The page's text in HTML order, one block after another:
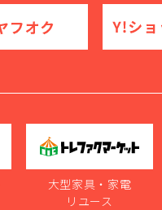
大型家具・家電
リユース